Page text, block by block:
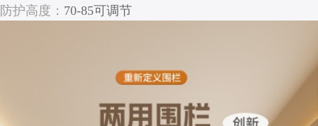
防护高度： 70-85可调节